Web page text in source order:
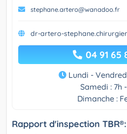
stephane.artero@wanadoo.fr
dr-artero-
04 91 65
Lundi -
Samedi : 7h
Dimanche :
Rapport d'inspection TBR®: